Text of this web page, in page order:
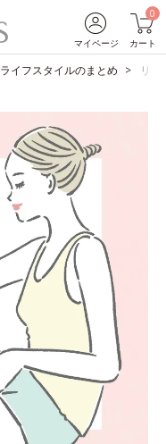
マイページ
0
カート
ライフスタイルのまとめ リ